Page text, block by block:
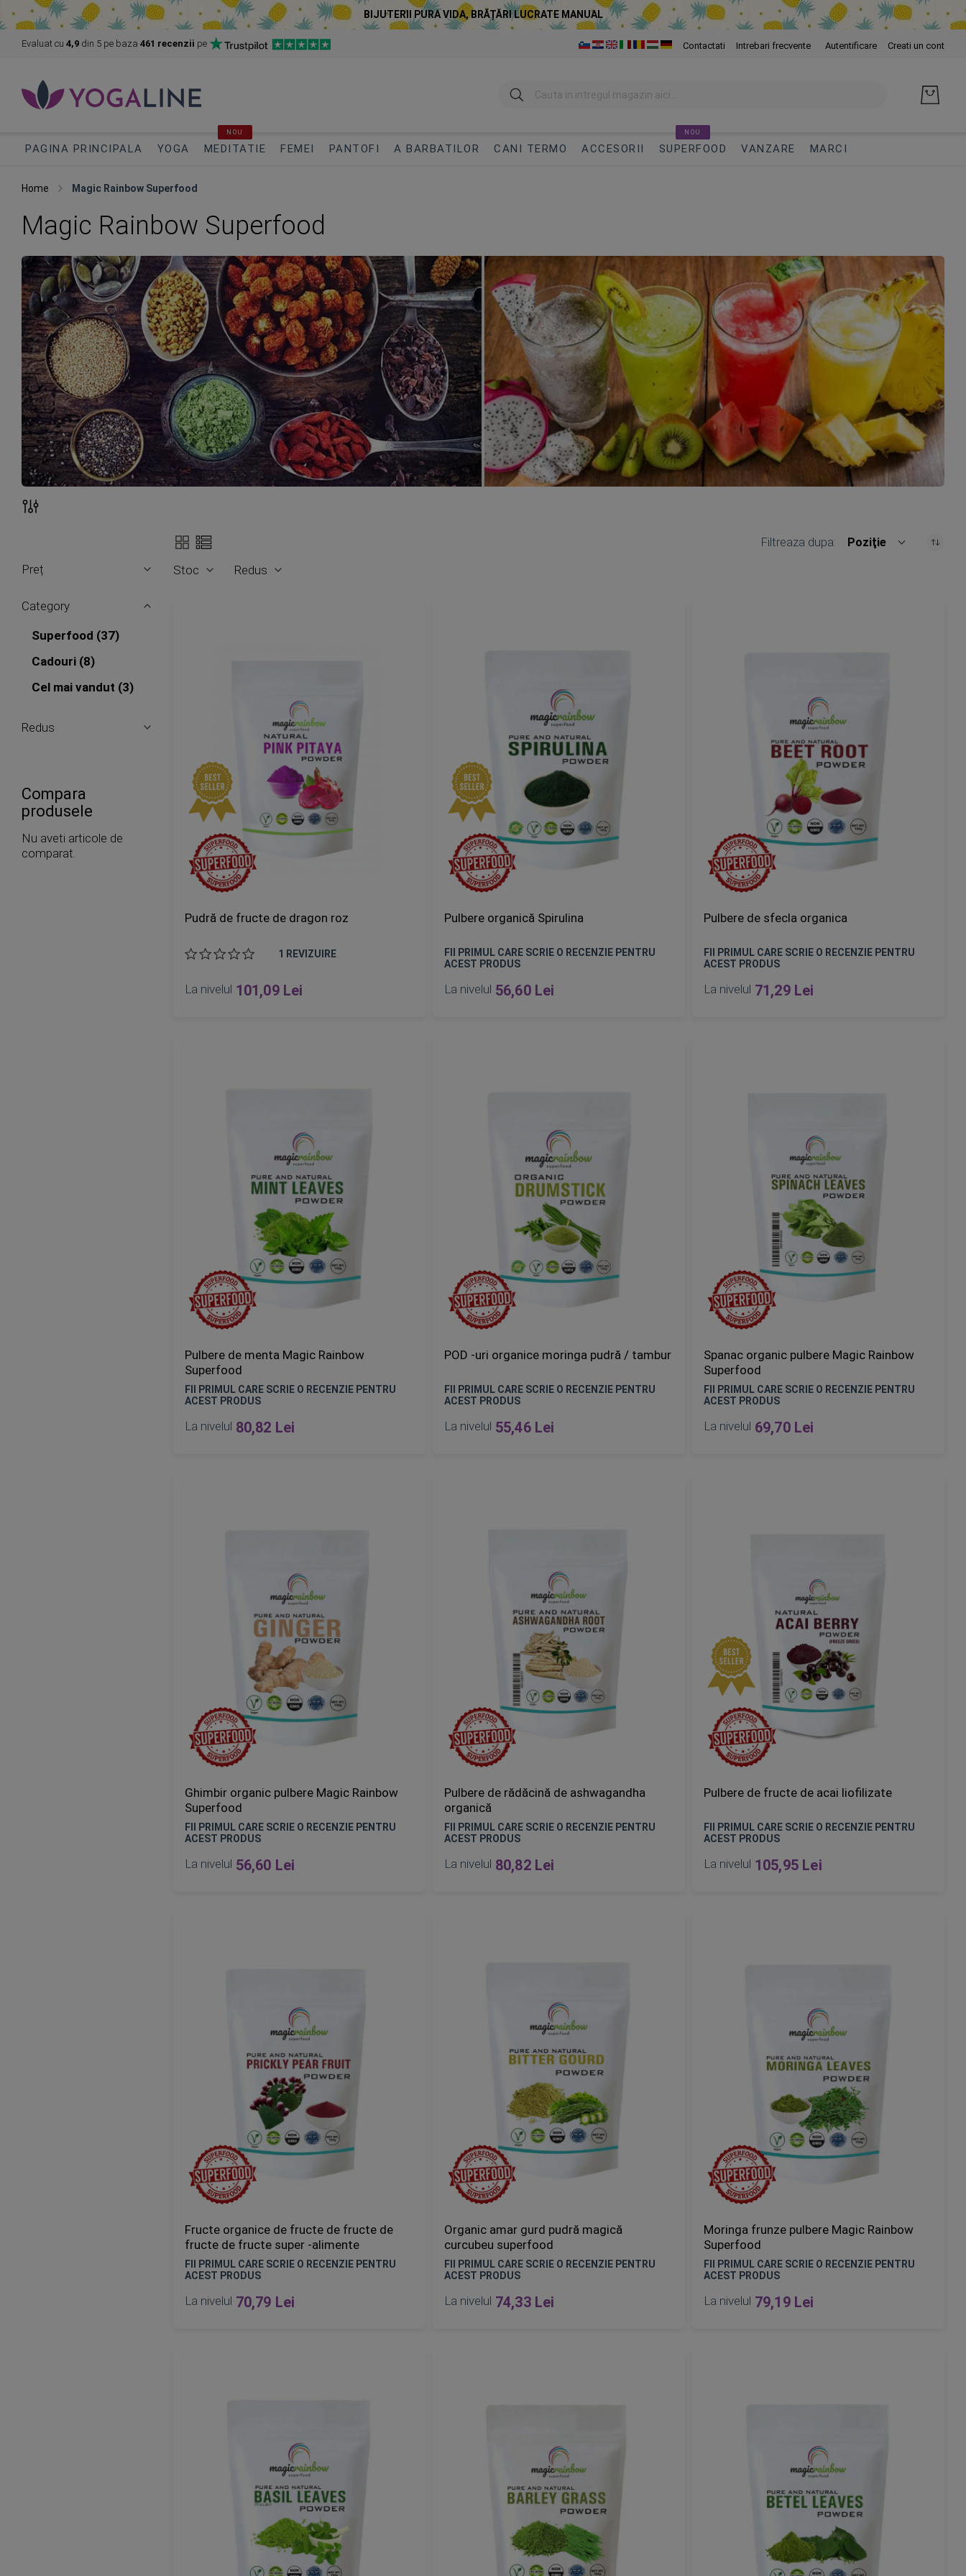
BIJUTERII PURA VIDA, BRĂȚĂRI LUCRATE MANUAL
Evaluat cu 4,9 din 5 pe baza 461 recenzii pe
to
Contactati Intrebari frecvente Autentificare Creati un cont
Cautare
PAGINA PRINCIPALA YOGA MEDITATIE
NOU
FEMEI PANTOFI A BARBATILOR CANI TERMO ACCESORII SUPERFOOD
NOU
VANZARE MARCI
Home Magic Rainbow Superfood
Magic Rainbow Superfood
Stoc Redus
Vizualizare
ca
Filtreaza dupa Poziţie
Pudră de fructe de dragon roz
1 REVIZUIRE
La nivelul 101,09 Lei
Pulbere organică Spirulina
FII PRIMUL CARE SCRIE O RECENZIE PENTRU
ACEST PRODUS
La nivelul 56,60 Lei
Pulbere de sfecla organica
FII PRIMUL CARE SCRIE O RECENZIE PENTRU
ACEST PRODUS
La nivelul 71,29 Lei
Pulbere de menta Magic Rainbow
Superfood
FII PRIMUL CARE SCRIE O RECENZIE PENTRU
ACEST PRODUS
La nivelul 80,82 Lei
POD -uri organice moringa pudră / tambur
FII PRIMUL CARE SCRIE O RECENZIE PENTRU
ACEST PRODUS
La nivelul 55,46 Lei
Spanac organic pulbere Magic Rainbow
Superfood
FII PRIMUL CARE SCRIE O RECENZIE PENTRU
ACEST PRODUS
La nivelul 69,70 Lei
Ghimbir organic pulbere Magic Rainbow
Superfood
FII PRIMUL CARE SCRIE O RECENZIE PENTRU
ACEST PRODUS
La nivelul 56,60 Lei
Pulbere de rădăcină de ashwagandha
organică
FII PRIMUL CARE SCRIE O RECENZIE PENTRU
ACEST PRODUS
La nivelul 80,82 Lei
Pulbere de fructe de acai liofilizate
FII PRIMUL CARE SCRIE O RECENZIE PENTRU
ACEST PRODUS
La nivelul 105,95 Lei
Fructe organice de fructe de fructe de
fructe de fructe super -alimente
FII PRIMUL CARE SCRIE O RECENZIE PENTRU
ACEST PRODUS
La nivelul 70,79 Lei
Organic amar gurd pudră magică
curcubeu superfood
FII PRIMUL CARE SCRIE O RECENZIE PENTRU
ACEST PRODUS
La nivelul 74,33 Lei
Moringa frunze pulbere Magic Rainbow
Superfood
FII PRIMUL CARE SCRIE O RECENZIE PENTRU
ACEST PRODUS
La nivelul 79,19 Lei
Preț
Category
Superfood 37
articole
Cadouri 8
articole
Cel mai vandut 3
articole
Redus
Compara
produsele
Nu aveti articole de
comparat.